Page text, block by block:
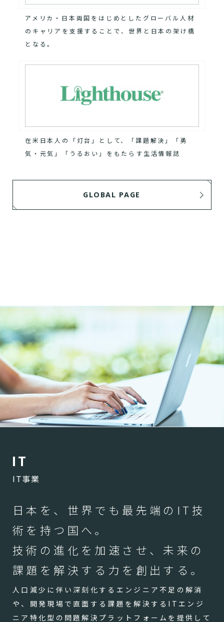
アメリカ・日本両国をはじめとしたグローバル人材
のキャリアを支援することで、世界と日本の架け橋
となる。
在米日本人の「灯台」として、「課題解決」「勇
気・元気」「うるおい」をもたらす生活情報誌
GLOBAL PAGE
IT
IT事業
日本を、世界でも最先端のIT技
術を持つ国へ。
技術の進化を加速させ、未来の
課題を解決する力を創出する。
人口減少に伴い深刻化するエンジニア不足の解消
や、開発現場で直面する課題を解決するITエンジ
ニア特化型の問題解決プラットフォームを提供して